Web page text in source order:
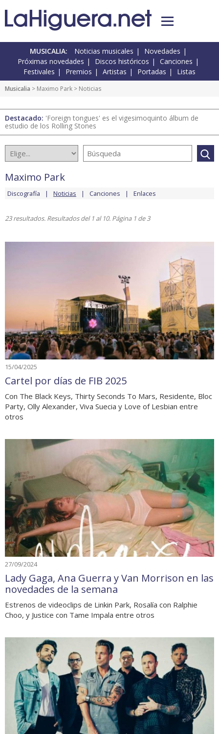
MUSICALIA: Noticias musicales
Novedades
Próximas novedades
Discos históricos
Canciones
Festivales
Premios Artistas Portadas Listas
Musicalia > Maximo Park > Noticias
Destacado: 'Foreign tongues' es el vigesimoquinto álbum de
estudio de los Rolling Stones
Maximo Park
Discografía Noticias Canciones Enlaces
23 resultados. Resultados del 1 al 10. Página 1 de 3
15/04/2025
Cartel por días de FIB 2025
Con The Black Keys, Thirty Seconds To Mars, Residente, Bloc
Party, Olly Alexander, Viva Suecia y Love of Lesbian entre
otros
27/09/2024
Lady Gaga, Ana Guerra y Van Morrison en las
novedades de la semana
Estrenos de videoclips de Linkin Park, Rosalía con Ralphie
Choo, y Justice con Tame Impala entre otros